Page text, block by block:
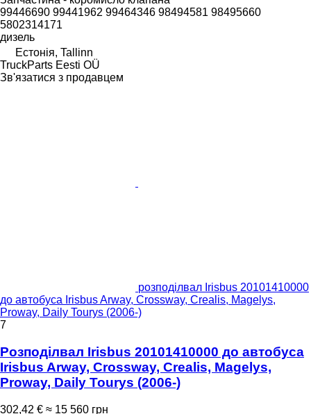
99446690 99441962 99464346 98494581 98495660
5802314171
дизель
Естонія, Tallinn
TruckParts Eesti OÜ
Зв'язатися з продавцем
розподілвал Irisbus 20101410000
до автобуса Irisbus Arway, Crossway, Crealis, Magelys,
Proway, Daily Tourys (2006-)
7
Розподілвал Irisbus 20101410000 до автобуса
Irisbus Arway, Crossway, Crealis, Magelys,
Proway, Daily Tourys (2006-)
302,42 € ≈ 15 560 грн